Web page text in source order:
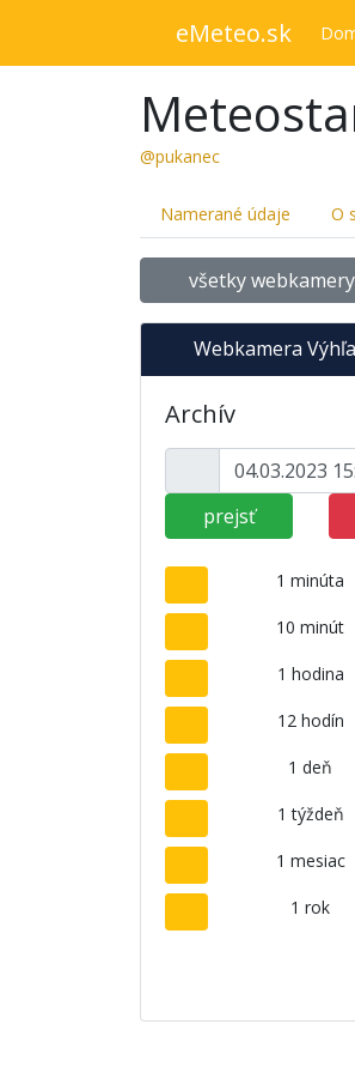
eMeteo.sk
@pukanec
Namerané údaje O
všetky webkamery
Webkamera
Archív
prejsť
1 minúta
10 minút
1 hodina
12 hodín
1 deň
1 týždeň
1 mesiac
1 rok